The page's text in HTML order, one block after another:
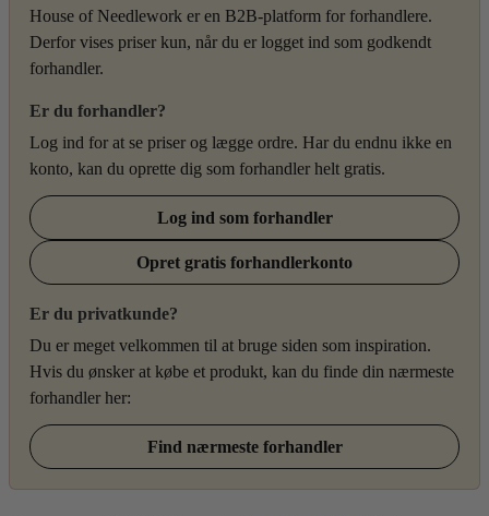
House of Needlework er en B2B-platform for forhandlere.
Derfor vises priser kun, når du er logget ind som godkendt
forhandler.
Er du forhandler?
Log ind for at se priser og lægge ordre. Har du endnu ikke en
konto, kan du oprette dig som forhandler helt gratis.
Log ind som forhandler
Opret gratis forhandlerkonto
Er du privatkunde?
Du er meget velkommen til at bruge siden som inspiration.
Hvis du ønsker at købe et produkt, kan du finde din nærmeste
forhandler her:
Find nærmeste forhandler